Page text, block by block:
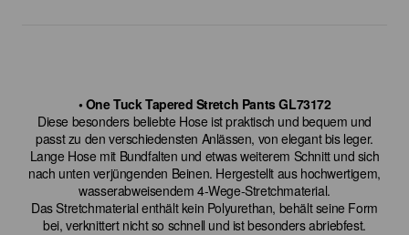
• One Tuck Tapered Stretch Pants GL73172
Diese besonders beliebte Hose ist praktisch und bequem und
passt zu den verschiedensten Anlässen, von elegant bis leger.
Lange Hose mit Bundfalten und etwas weiterem Schnitt und sich
nach unten verjüngenden Beinen. Hergestellt aus hochwertigem,
wasserabweisendem 4-Wege-Stretchmaterial.
Das Stretchmaterial enthält kein Polyurethan, behält seine Form
bei, verknittert nicht so schnell und ist besonders abriebfest.